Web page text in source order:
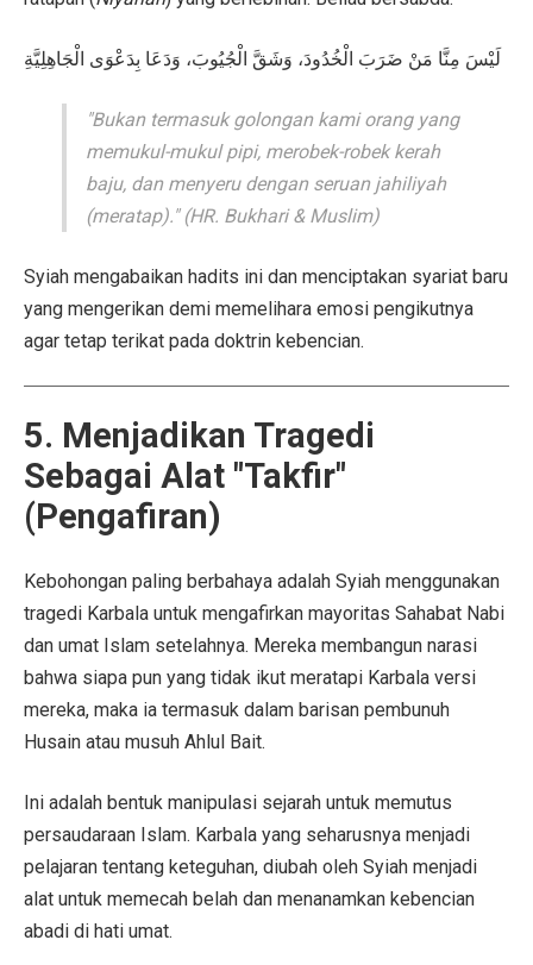
لَيْسَ مِنَّا مَنْ ضَرَبَ الْخُدُودَ، وَشَقَّ الْجُيُوبَ، وَدَعَا بِدَعْوَى الْجَاهِلِيَّةِ
"Bukan termasuk golongan kami orang yang
memukul-mukul pipi, merobek-robek kerah
baju, dan menyeru dengan seruan jahiliyah
(meratap)." (HR. Bukhari & Muslim)
Syiah mengabaikan hadits ini dan menciptakan syariat baru
yang mengerikan demi memelihara emosi pengikutnya
agar tetap terikat pada doktrin kebencian.
5. Menjadikan Tragedi
Sebagai Alat "Takfir"
(Pengafiran)
Kebohongan paling berbahaya adalah Syiah menggunakan
tragedi Karbala untuk mengafirkan mayoritas Sahabat Nabi
dan umat Islam setelahnya. Mereka membangun narasi
bahwa siapa pun yang tidak ikut meratapi Karbala versi
mereka, maka ia termasuk dalam barisan pembunuh
Husain atau musuh Ahlul Bait.
Ini adalah bentuk manipulasi sejarah untuk memutus
persaudaraan Islam. Karbala yang seharusnya menjadi
pelajaran tentang keteguhan, diubah oleh Syiah menjadi
alat untuk memecah belah dan menanamkan kebencian
abadi di hati umat.